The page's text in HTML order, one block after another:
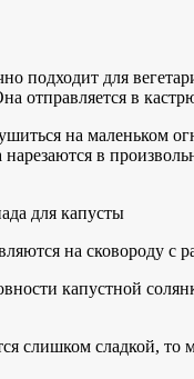
подходит для
отправляется в
на маленьком
в
для капусты
на сковороду с
капустной
слишком сладкой,